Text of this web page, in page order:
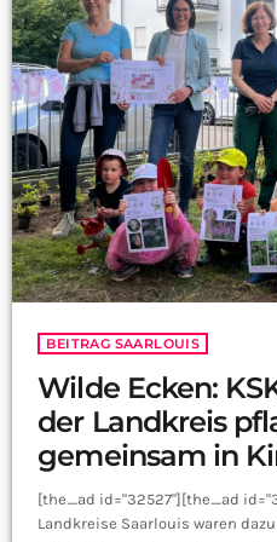
BEITRAG SAARLOUIS
Wilde Ecken:
der Landkreis
gemeinsam in
[the_ad id="32527"][the_ad
Landkreise Saarlouis waren